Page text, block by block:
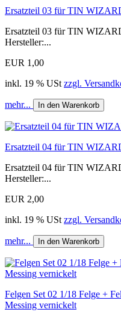
Ersatzteil 03 für TIN
Ersatzteil 03 für TIN
Hersteller:...
EUR 1,00
inkl. 19 % USt zzgl.
mehr... In den Warenkorb
Ersatzteil 04 für TIN
Ersatzteil 04 für TIN
Hersteller:...
EUR 2,00
inkl. 19 % USt zzgl.
mehr... In den Warenkorb
Felgen Set 02 1/18 Felge +
Messing vernickelt